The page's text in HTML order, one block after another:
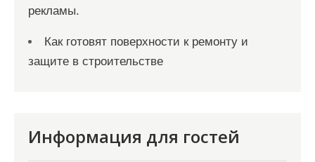
рекламы.
Как готовят поверхности к ремонту и
защите в строительстве
Информация для гостей